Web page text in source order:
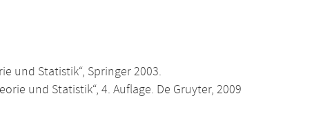
und Statistik“, Springer 2003.
und Statistik“, 4. Auflage. De Gruyter, 2009